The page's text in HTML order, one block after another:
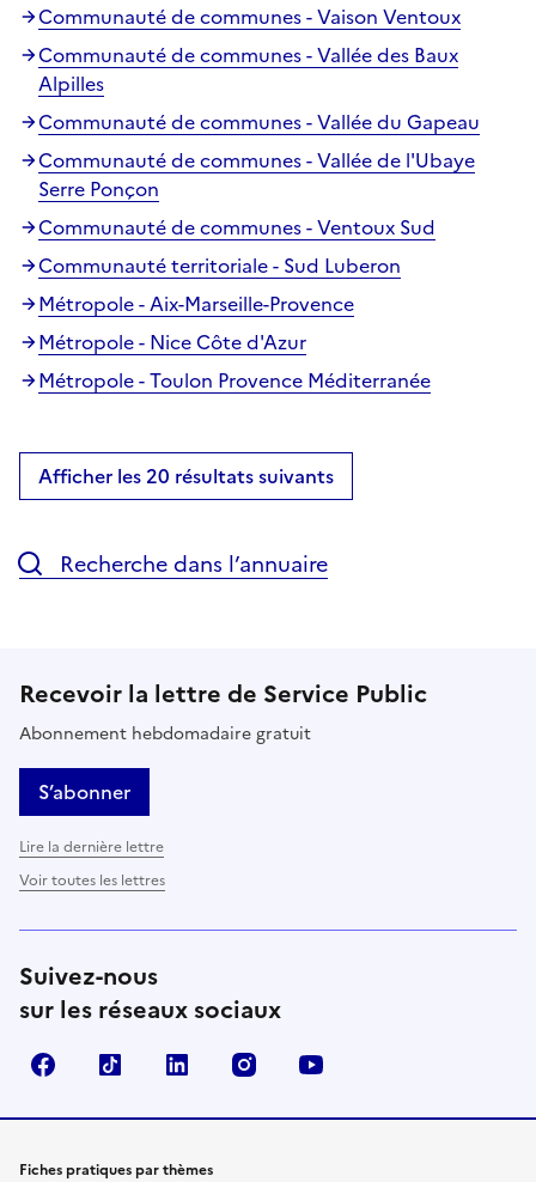
Communauté de communes - Vaison Ventoux
Communauté de communes - Vallée des Baux
Alpilles
Communauté de communes - Vallée du Gapeau
Communauté de communes - Vallée de l'Ubaye
Serre Ponçon
Communauté de communes - Ventoux Sud
Communauté territoriale - Sud Luberon
Métropole - Aix-Marseille-Provence
Métropole - Nice Côte d'Azur
Métropole - Toulon Provence Méditerranée
Afficher les 20 résultats suivants
Recherche dans l’annuaire
Recevoir la lettre de Service Public
Abonnement hebdomadaire gratuit
S’abonner
Lire la dernière lettre
Voir toutes les lettres
Suivez-nous
sur les réseaux sociaux
FacebookTikTok LinkedIn Instagram
Fiches pratiques par thèmes